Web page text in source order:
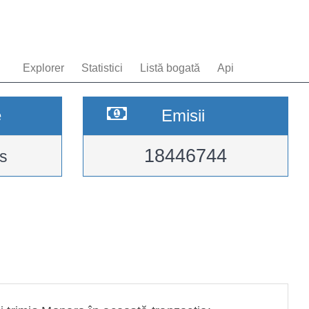
Explorer Statistici Listă bogată Api
Emisii
18446744